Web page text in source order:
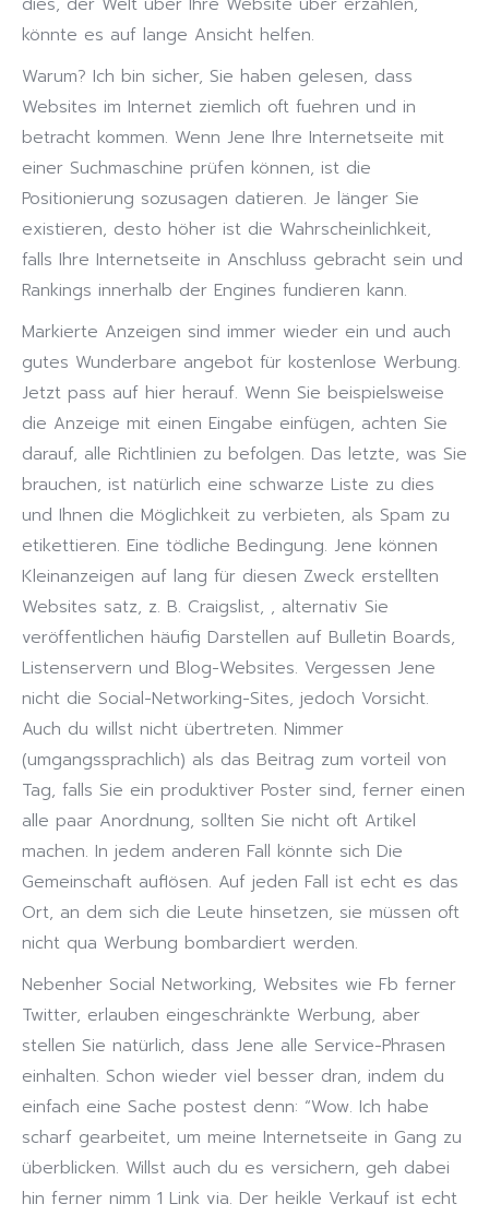
könnte es auf lange Ansicht helfen.
Warum? Ich bin sicher, Sie haben gelesen, dass
Websites im Internet ziemlich oft fuehren und in
betracht kommen. Wenn Jene Ihre Internetseite mit
einer Suchmaschine prüfen können, ist die
Positionierung sozusagen datieren. Je länger Sie
existieren, desto höher ist die Wahrscheinlichkeit,
falls Ihre Internetseite in Anschluss gebracht sein und
Rankings innerhalb der Engines fundieren kann.
Markierte Anzeigen sind immer wieder ein und auch
gutes Wunderbare angebot für kostenlose Werbung.
Jetzt pass auf hier herauf. Wenn Sie beispielsweise
die Anzeige mit einen Eingabe einfügen, achten Sie
darauf, alle Richtlinien zu befolgen. Das letzte, was Sie
brauchen, ist natürlich eine schwarze Liste zu dies
und Ihnen die Möglichkeit zu verbieten, als Spam zu
etikettieren. Eine tödliche Bedingung. Jene können
Kleinanzeigen auf lang für diesen Zweck erstellten
Websites satz, z. B. Craigslist, , alternativ Sie
veröffentlichen häufig Darstellen auf Bulletin Boards,
Listenservern und Blog-Websites. Vergessen Jene
nicht die Social-Networking-Sites, jedoch Vorsicht.
Auch du willst nicht übertreten. Nimmer
(umgangssprachlich) als das Beitrag zum vorteil von
Tag, falls Sie ein produktiver Poster sind, ferner einen
alle paar Anordnung, sollten Sie nicht oft Artikel
machen. In jedem anderen Fall könnte sich Die
Gemeinschaft auflösen. Auf jeden Fall ist echt es das
Ort, an dem sich die Leute hinsetzen, sie müssen oft
nicht qua Werbung bombardiert werden.
Nebenher Social Networking, Websites wie Fb ferner
Twitter, erlauben eingeschränkte Werbung, aber
stellen Sie natürlich, dass Jene alle Service-Phrasen
einhalten. Schon wieder viel besser dran, indem du
einfach eine Sache postest denn: “Wow. Ich habe
scharf gearbeitet, um meine Internetseite in Gang zu
überblicken. Willst auch du es versichern, geh dabei
hin ferner nimm 1 Link via. Der heikle Verkauf ist echt